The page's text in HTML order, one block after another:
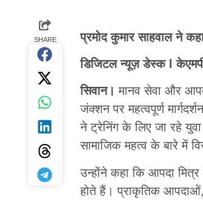
SHARE प्रमोद कुमार साहवाल ने
डिजिटल न्यूज़ डेस्क l
सिवान।मानव सेवा और
जंक्शन पर महत्वपूर्ण
ने ट्रेनिंग के लिए जा रहे
सामाजिक महत्व के बारे में
उन्होंने कहा कि आपदा
होते हैं। प्राकृतिक आपदाओं,